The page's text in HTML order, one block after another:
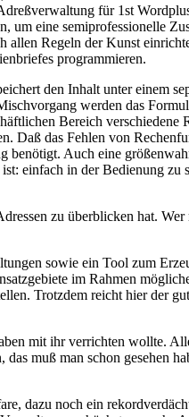
für 1st
um eine semiprofessionelle
Regeln der Kunst
programmieren.
den Inhalt unter einem
werden das
Bereich
Daß das Fehlen von
Auch eine
einfach in der Bedienung zu
zu überblicken hat.
sowie ein Tool zum
im Rahmen
Trotzdem reicht hier der
mit ihr verrichten wollte.
muß man schon gesehen
dazu noch ein